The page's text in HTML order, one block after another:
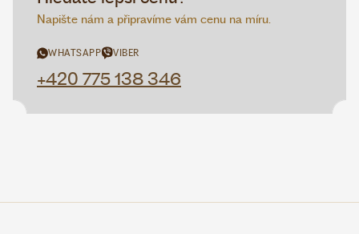
Napište nám a připravíme vám cenu na míru.
WHATSAPP VIBER
+420 775 138 346